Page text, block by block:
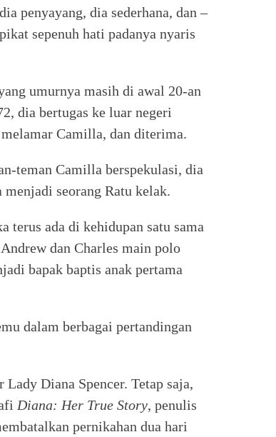
penyayang, dia sederhana, dan –
sepenuh hati padanya nyaris
umurnya masih di awal 20-an
dia bertugas ke luar negeri
Camilla, dan diterima.
teman Camilla berspekulasi, dia
seorang Ratu kelak.
terus ada di kehidupan satu sama
dan Charles main polo
bapak baptis anak pertama
dalam berbagai pertandingan
Diana Spencer. Tetap saja,
Diana: Her True Story, penulis
pernikahan dua hari